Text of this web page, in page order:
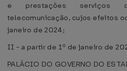
e prestações serviços
telecomunicação, cujos efeitos
janeiro de 2024;
II - a partir de 1º de janeiro de
PALÁCIO DO GOVERNO DO